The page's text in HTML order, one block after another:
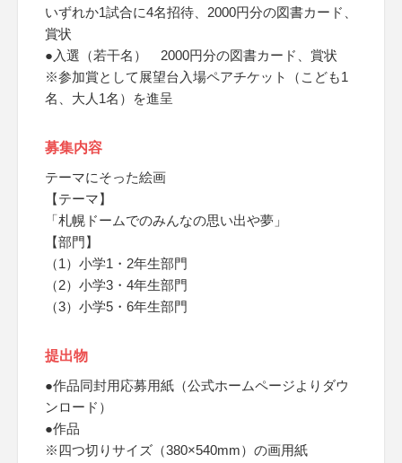
いずれか1試合に4名招待、2000円分の図書カード、
賞状
●入選（若干名） 2000円分の図書カード、賞状
※参加賞として展望台入場ペアチケット（こども1
名、大人1名）を進呈
募集内容
テーマにそった絵画
【テーマ】
「札幌ドームでのみんなの思い出や夢」
【部門】
（1）小学1・2年生部門
（2）小学3・4年生部門
（3）小学5・6年生部門
提出物
●作品同封用応募用紙（公式ホームページよりダウ
ンロード）
●作品
※四つ切りサイズ（380×540mm）の画用紙